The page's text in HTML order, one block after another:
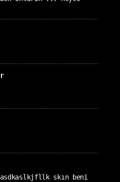
asdkaslkjfllk skın beni